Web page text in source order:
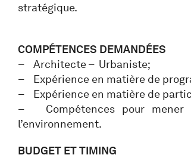
stratégique.
COMPÉTENCES DEMANDÉES
– Architecte – Urbaniste;
– Expérience en matière de
– Expérience en matière de
– Compétences pour mener
l’environnement.
BUDGET ET TIMING